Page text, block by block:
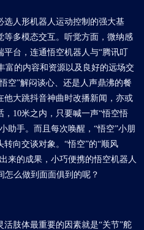
选人形机器人运动控制的强大基
等多模态交互。听觉方面，微纳感
台，连通悟空机器人与“腾讯叮
富的内容和资源以及良好的远场交
空”解闷谈心、还是人声鼎沸的餐
他大跳抖音神曲时改播新闻，亦或
10米之内，只要喊一声“悟空悟
助手。而且每次唤醒，“悟空”小朋
向交谈对象。“悟空”的“顺风
来的成果，小巧便携的悟空机器人
怎么做到面面俱到的呢？
肢体最重要的因素就是“关节”舵